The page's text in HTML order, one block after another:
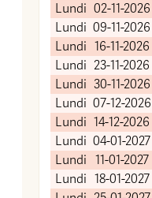
Lundi 02-11-2026
Lundi 09-11-2026
Lundi 16-11-2026
Lundi 23-11-2026
Lundi 30-11-2026
Lundi 07-12-2026
Lundi 14-12-2026
Lundi 04-01-2027
Lundi 11-01-2027
Lundi 18-01-2027